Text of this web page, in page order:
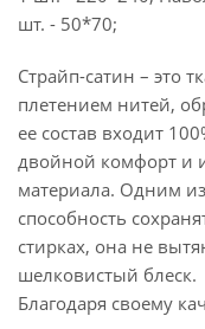
шт. - 50*70;
Страйп-сатин – это
плетением нитей,
ее состав входит
двойной комфорт и
материала. Одним
способность
стирках, она не
шелковистый блеск.
Благодаря своему